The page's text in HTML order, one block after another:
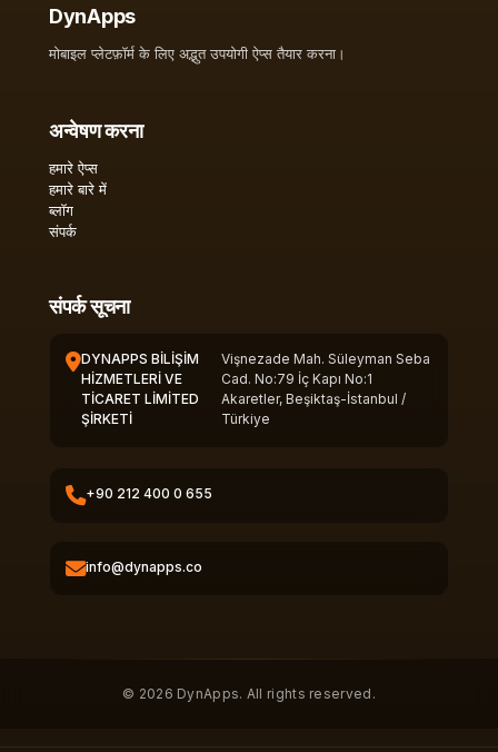
DynApps
मोबाइल प्लेटफ़ॉर्म के लिए अद्भुत उपयोगी ऐप्स तैयार करना।
अन्वेषण करना
हमारे ऐप्स
हमारे बारे में
ब्लॉग
संपर्क
संपर्क सूचना
DYNAPPS BİLİŞİM
HİZMETLERİ VE
TİCARET LİMİTED
ŞİRKETİ
Vişnezade Mah. Süleyman Seba
Cad. No:79 İç Kapı No:1
Akaretler, Beşiktaş-İstanbul /
Türkiye
+90 212 400 0 655
info@dynapps.co
© 2026 DynApps. All rights reserved.